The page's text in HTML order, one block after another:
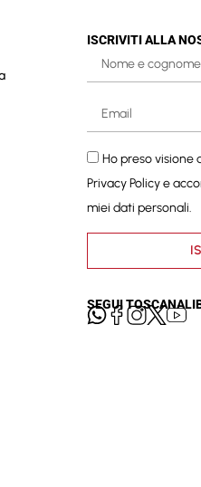
ISCRIVITI ALLA
Ho preso visione
Privacy Policye
miei dati personali.
SEGUI